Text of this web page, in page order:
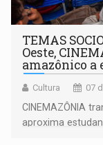
TEMAS
Oeste,
amazônico a
Cultura 07
CINEMAZÔNIA
aproxima